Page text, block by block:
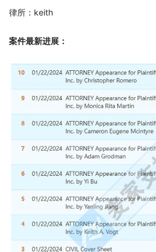
律所：keith
案件最新进展：